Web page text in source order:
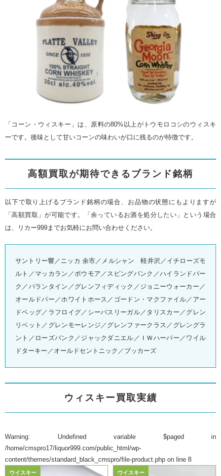
「コーン・ウィスキー」は、原料の80%以上がトウモロコシのウィスキ
ーです。後味として甘いコーンの味わいが口に残るのが特徴です。
高額買取が期待できるブランド銘柄
以下で取り上げるブランド銘柄の場合、お品物の状態にもよりますが
「高額買取」が可能です。「余っているお酒を処分したい」という場合
は、リカー999までお気軽にお問い合わせください。
サントリー響／ニッカ 余市／メルシャン 軽井沢／イチローズモ
ルト／マッカラン／ボウモア／スピングバンク／ハイランドパー
ク／バランタイン／グレンフィディック／ジョニーウォーカー／
オールドパー／ホワイトホース／ゴードン・マクファイル／アー
ドベッグ／ラフロイグ／シーバスリーガル／タリスカー／グレン
リベット／グレンモーレンジ／グレンファークラス／グレングラ
ント／ローズバンク／ジャックダニエル／ＩＷハーパー／ワイル
ドターキー／オールドセントニック／ブッカーズ
ウィスキー買取実績
Warning: Undefined variable $paged in
/home/cmspro17/liquor999.com/public_html/wp-
content/themes/standard_black_cmspro/file-product.php on line 8
ウイスキー ウイスキー